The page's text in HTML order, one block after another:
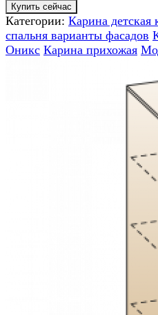
Купить сейчас
Категории: Карина детская
спальня варианты фасадов
Оникс Карина прихожая